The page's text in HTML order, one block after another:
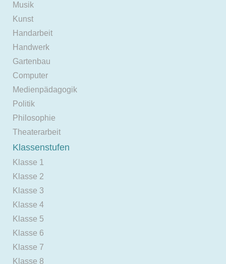
Musik
Kunst
Handarbeit
Handwerk
Gartenbau
Computer
Medienpädagogik
Politik
Philosophie
Theaterarbeit
Klassenstufen
Klasse 1
Klasse 2
Klasse 3
Klasse 4
Klasse 5
Klasse 6
Klasse 7
Klasse 8